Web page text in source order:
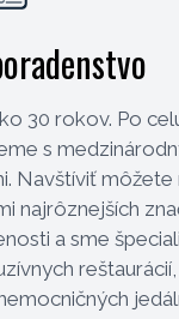
30 rokov. Po
s
Navštíviť môžete
najrôznejších
a sme
reštaurácií,